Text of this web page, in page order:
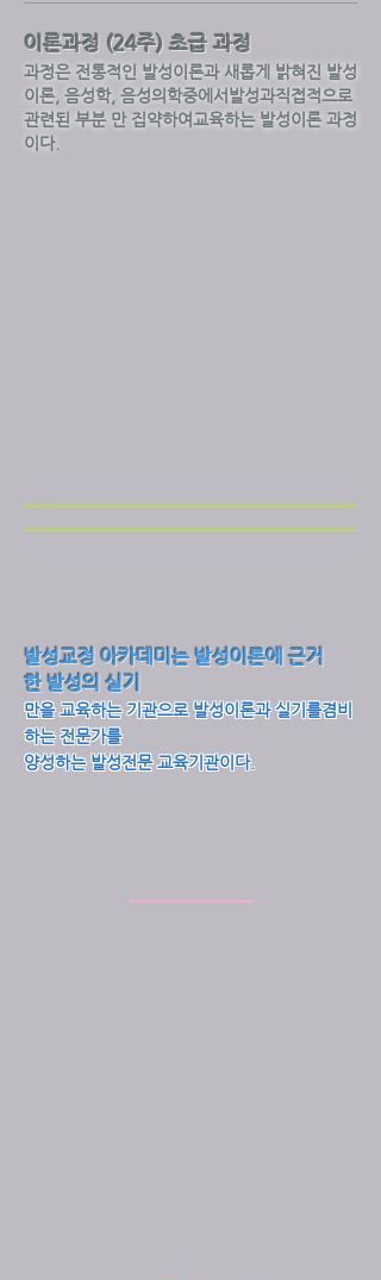
발성교정 아카데미는 발성이론에 근거
한 발성의 실기
만을 교육하는 기관으로 발성이론과실기를겸비
하는 전문가를
양성하는 발성전문 교육기관이다.
이론과정 (24주) 초급 과정
과정은 전통적인 발성이론과 새롭게 밝혀진 발성
이론, 음성학, 음성의학중에서발성과직접적으로
관련된 부분 만 집약하여교육하는 발성이론 과정
이다.